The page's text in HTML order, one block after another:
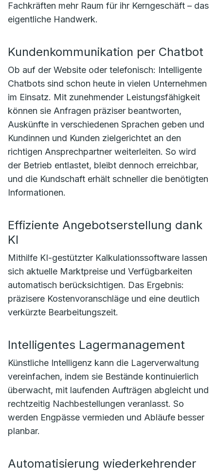
Fachkräften mehr Raum für ihr Kerngeschäft – das
eigentliche Handwerk.
Kundenkommunikation per Chatbot
Ob auf der Website oder telefonisch: Intelligente
Chatbots sind schon heute in vielen Unternehmen
im Einsatz. Mit zunehmender Leistungsfähigkeit
können sie Anfragen präziser beantworten,
Auskünfte in verschiedenen Sprachen geben und
Kundinnen und Kunden zielgerichtet an den
richtigen Ansprechpartner weiterleiten. So wird
der Betrieb entlastet, bleibt dennoch erreichbar,
und die Kundschaft erhält schneller die benötigten
Informationen.
Effiziente Angebotserstellung dank
KI
Mithilfe KI-gestützter Kalkulationssoftware lassen
sich aktuelle Marktpreise und Verfügbarkeiten
automatisch berücksichtigen. Das Ergebnis:
präzisere Kostenvoranschläge und eine deutlich
verkürzte Bearbeitungszeit.
Intelligentes Lagermanagement
Künstliche Intelligenz kann die Lagerverwaltung
vereinfachen, indem sie Bestände kontinuierlich
überwacht, mit laufenden Aufträgen abgleicht und
rechtzeitig Nachbestellungen veranlasst. So
werden Engpässe vermieden und Abläufe besser
planbar.
Automatisierung wiederkehrender